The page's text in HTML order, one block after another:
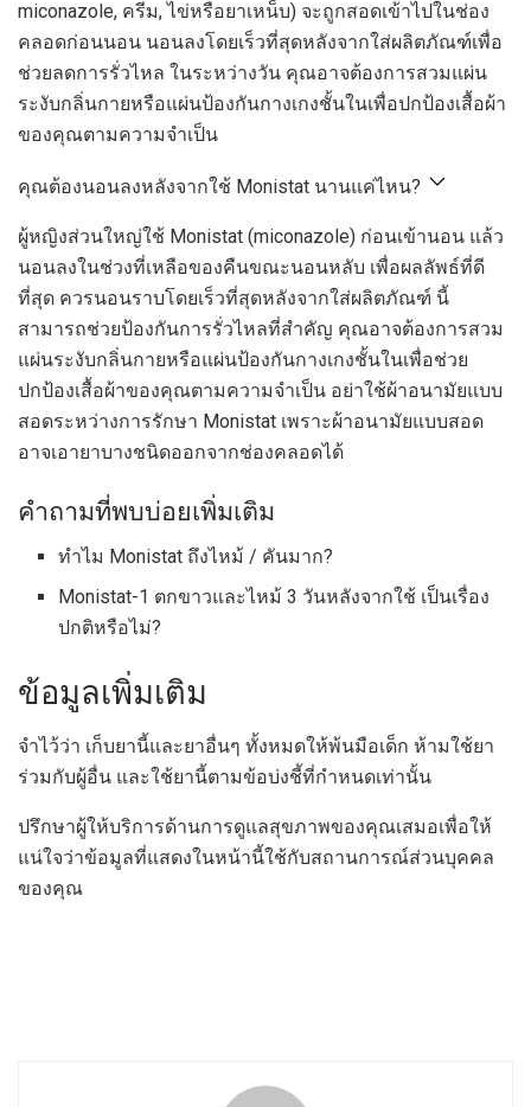
miconazole, ครีม, ไข่หรือยาเหน็บ) จะถูกสอดเข้าไปในช่อง
คลอดก่อนนอน นอนลงโดยเร็วที่สุดหลังจากใส่ผลิตภัณฑ์เพื่อ
ช่วยลดการรั่วไหล ในระหว่างวัน คุณอาจต้องการสวมแผ่น
ระงับกลิ่นกายหรือแผ่นป้องกันกางเกงชั้นในเพื่อปกป้องเสื้อผ้า
ของคุณตามความจำเป็น
คุณต้องนอนลงหลังจากใช้ Monistat นานแค่ไหน?
ผู้หญิงส่วนใหญ่ใช้ Monistat (miconazole) ก่อนเข้านอน แล้ว
นอนลงในช่วงที่เหลือของคืนขณะนอนหลับ เพื่อผลลัพธ์ที่ดี
ที่สุด ควรนอนราบโดยเร็วที่สุดหลังจากใส่ผลิตภัณฑ์ นี้
สามารถช่วยป้องกันการรั่วไหลที่สำคัญ คุณอาจต้องการสวม
แผ่นระงับกลิ่นกายหรือแผ่นป้องกันกางเกงชั้นในเพื่อช่วย
ปกป้องเสื้อผ้าของคุณตามความจำเป็น อย่าใช้ผ้าอนามัยแบบ
สอดระหว่างการรักษา Monistat เพราะผ้าอนามัยแบบสอด
อาจเอายาบางชนิดออกจากช่องคลอดได้
คำถามที่พบบ่อยเพิ่มเติม
ทำไม Monistat ถึงไหม้ / คันมาก?
Monistat-1 ตกขาวและไหม้ 3 วันหลังจากใช้ เป็นเรื่อง
ปกติหรือไม่?
ข้อมูลเพิ่มเติม
จำไว้ว่า เก็บยานี้และยาอื่นๆ ทั้งหมดให้พ้นมือเด็ก ห้ามใช้ยา
ร่วมกับผู้อื่น และใช้ยานี้ตามข้อบ่งชี้ที่กำหนดเท่านั้น
ปรึกษาผู้ให้บริการด้านการดูแลสุขภาพของคุณเสมอเพื่อให้
แน่ใจว่าข้อมูลที่แสดงในหน้านี้ใช้กับสถานการณ์ส่วนบุคคล
ของคุณ